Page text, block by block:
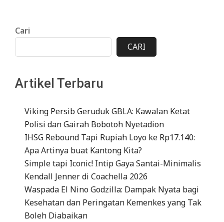
Cari
CARI
Artikel Terbaru
Viking Persib Geruduk GBLA: Kawalan Ketat
Polisi dan Gairah Bobotoh Nyetadion
IHSG Rebound Tapi Rupiah Loyo ke Rp17.140:
Apa Artinya buat Kantong Kita?
Simple tapi Iconic! Intip Gaya Santai-Minimalis
Kendall Jenner di Coachella 2026
Waspada El Nino Godzilla: Dampak Nyata bagi
Kesehatan dan Peringatan Kemenkes yang Tak
Boleh Diabaikan